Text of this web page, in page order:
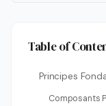
Table of
Principes
Composants